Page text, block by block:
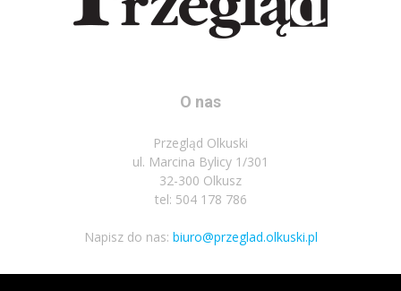
O nas
Przegląd Olkuski
ul. Marcina Bylicy 1/301
32-300 Olkusz
tel: 504 178 786
Napisz do nas: biuro@przeglad.olkuski.pl